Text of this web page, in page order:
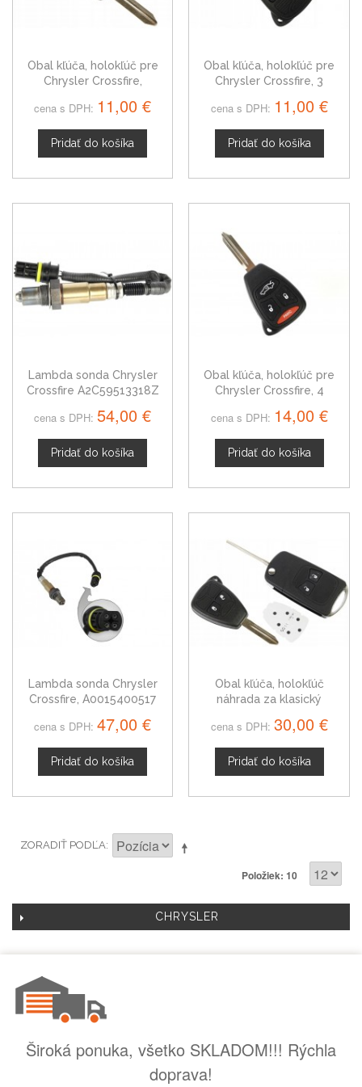
Obal kľúča, holokľúč pre
Chrysler Crossfire,
cena s DPH: 11,00 €
Pridať do košíka
Obal kľúča, holokľúč pre
Chrysler Crossfire, 3
cena s DPH: 11,00 €
Pridať do košíka
Lambda sonda Chrysler
Crossfire A2C59513318Z
cena s DPH: 54,00 €
Pridať do košíka
Obal kľúča, holokľúč pre
Chrysler Crossfire, 4
cena s DPH: 14,00 €
Pridať do košíka
Lambda sonda Chrysler
Crossfire, A0015400517
cena s DPH: 47,00 €
Pridať do košíka
Obal kľúča, holokľúč
náhrada za klasický
tlačítkový
cena s DPH: 30,00 €
Pridať do košíka
ZORADIŤ PODĽA
Položiek: 10
CHRYSLER
Široká ponuka, všetko SKLADOM!!! Rýchla
doprava!